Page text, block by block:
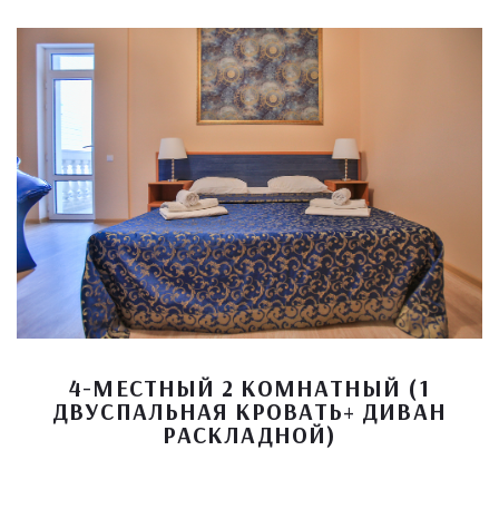
4-МЕСТНЫЙ 2 КОМНАТНЫЙ (1
ДВУСПАЛЬНАЯ КРОВАТЬ+ ДИВАН
РАСКЛАДНОЙ)